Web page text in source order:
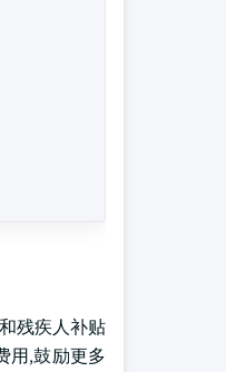
残疾人补贴
用,鼓励更多